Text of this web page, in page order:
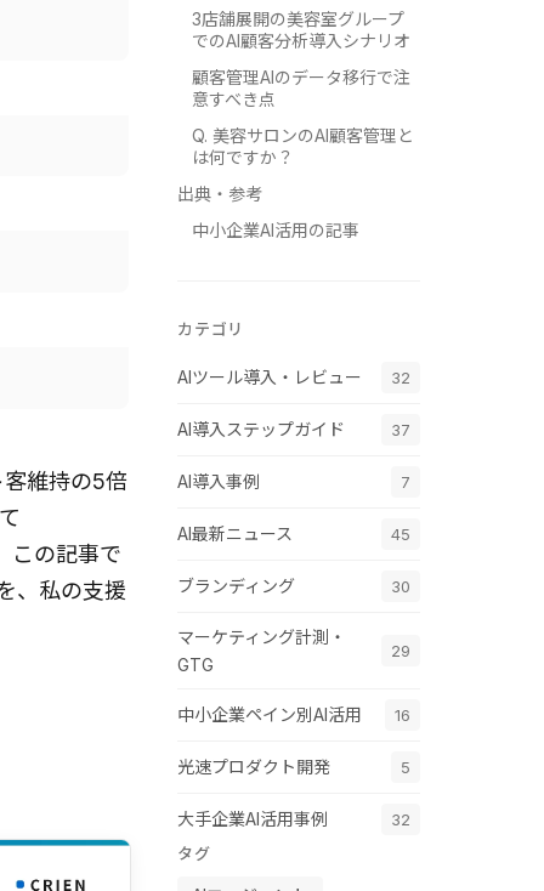
維持の5倍
この記事で
、私の支援
3店舗展開の美容室グループ
でのAI顧客分析導入シナリオ
顧客管理AIのデータ移行で注
意すべき点
Q. 美容サロンのAI顧客管理と
は何ですか？
出典・参考
中小企業AI活用の記事
カテゴリ
AIツール導入・レビュー 32
AI導入ステップガイド 37
AI導入事例 7
AI最新ニュース 45
ブランディング 30
マーケティング計測・
GTG
29
中小企業ペイン別AI活用 16
光速プロダクト開発 5
大手企業AI活用事例
32
タグ